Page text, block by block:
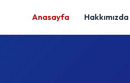
Anasayfa Hakkımızda